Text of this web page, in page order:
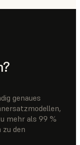
genaues
mehr als 99 %
zu den